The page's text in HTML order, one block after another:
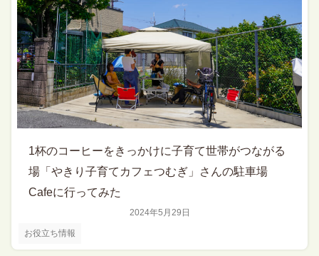
お役立ち情報
2024年5月29日
1杯のコーヒーをきっかけに子育て世帯がつながる
場「やきり子育てカフェつむぎ」さんの駐車場
Cafeに行ってみた